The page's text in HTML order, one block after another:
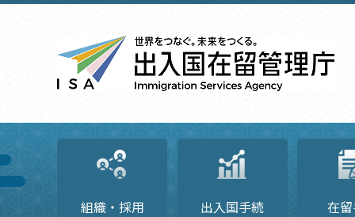
組織・採用 出入国手続 在